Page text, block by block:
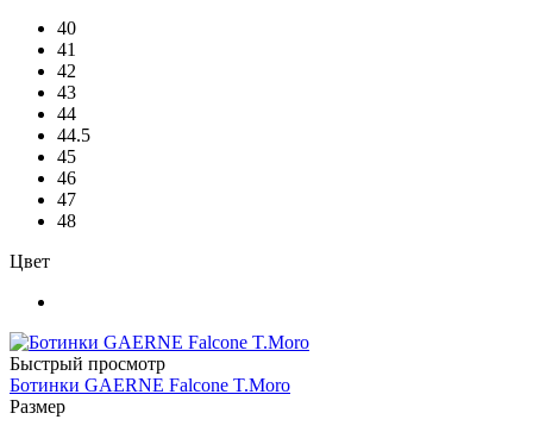
40
41
42
43
44
44.5
45
46
47
48
Цвет
Быстрый просмотр
Ботинки GAERNE Falcone T.Moro
Размер